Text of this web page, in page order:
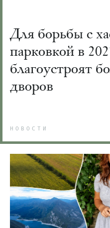
Для борьбы с
парковкой в
благоустроят
дворов
НОВОСТИ